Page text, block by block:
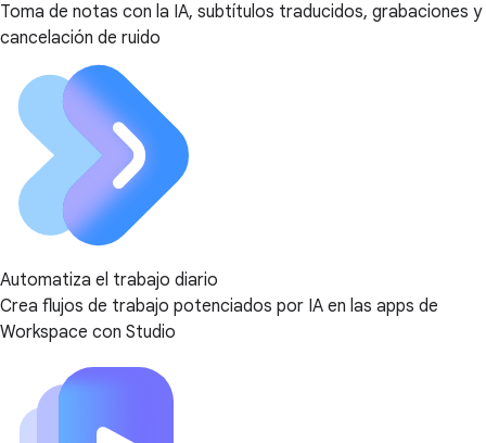
Toma de notas con la IA, subtítulos traducidos, grabaciones y
cancelación de ruido
Automatiza el trabajo diario
Crea flujos de trabajo potenciados por IA en las apps de
Workspace con Studio